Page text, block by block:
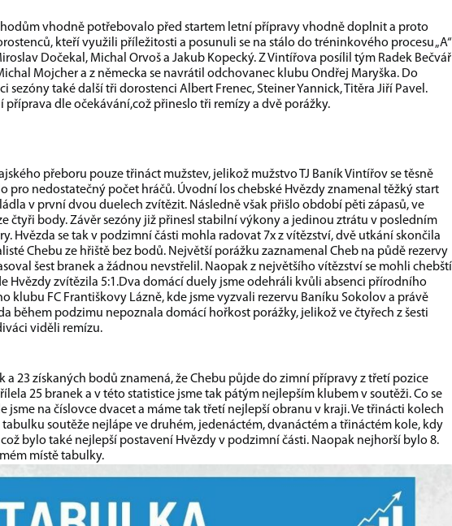
vhodně potřebovalo před startem letní přípravy vhodně doplnit a proto
kteří využili příležitosti a posunuli se na stálo do tréninkového procesu „A“
Dočekal, Michal Orvoš a Jakub Kopecký. Z Vintířova posílil tým Radek Bečvář
Mojcher a z německa se navrátil odchovanec klubu Ondřej Maryška. Do
sezóny také další tři dorostenci Albert Frenec, Steiner Yannick, Titěra Jiří Pavel.
dle očekávání,což přineslo tři remízy a dvě porážky.
přeboru pouze třináct mužstev, jelikož mužstvo TJ Baník Vintířov se těsně
pro nedostatečný počet hráčů. Úvodní los chebské Hvězdy znamenal těžký start
v první dvou duelech zvítězit. Následně však přišlo období pěti zápasů, ve
čtyři body. Závěr sezóny již přinesl stabilní výkony a jedinou ztrátu v posledním
Hvězda se tak v podzimní části mohla radovat 7x z vítězství, dvě utkání skončila
Chebu ze hřiště bez bodů. Největší porážku zaznamenal Cheb na půdě rezervy
šest branek a žádnou nevstřelil. Naopak z největšího vítězství se mohli chebští
Hvězdy zvítězila 5:1.Dva domácí duely jsme odehráli kvůli absenci přírodního
klubu FC Františkovy Lázně, kde jsme vyzvali rezervu Baníku Sokolov a právě
během podzimu nepoznala domácí hořkost porážky, jelikož ve čtyřech z šesti
viděli remízu.
a 23 získaných bodů znamená, že Chebu půjde do zimní přípravy z třetí pozice
25 branek a v této statistice jsme tak pátým nejlepším klubem v soutěži. Co se
jsme na číslovce dvacet a máme tak třetí nejlepší obranu v kraji. Ve třinácti kolech
soutěže nejlápe ve druhém, jedenáctém, dvanáctém a třináctém kole, kdy
bylo také nejlepší postavení Hvězdy v podzimní části. Naopak nejhorší bylo 8.
místě tabulky.